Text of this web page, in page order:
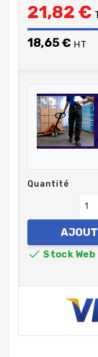
21,82 €
18,65 € HT
Quantité
 Stock Web